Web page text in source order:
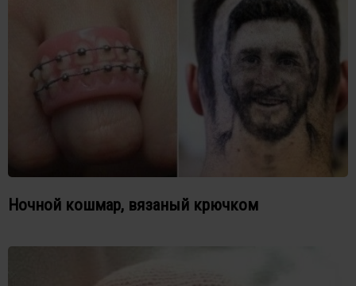
Ночной кошмар, вязаный крючком